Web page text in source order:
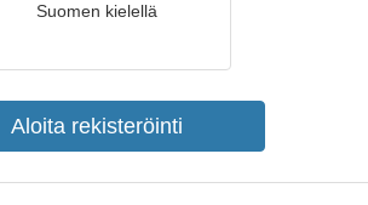
Suomen kielellä
Aloita rekisteröinti